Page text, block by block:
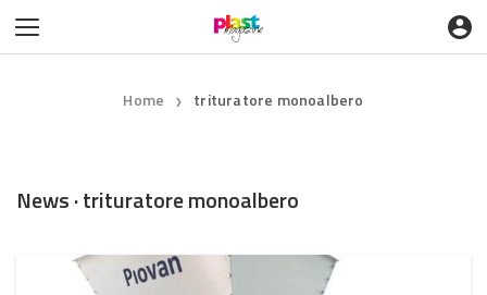
Home ❯ trituratore monoalbero
News · trituratore monoalbero